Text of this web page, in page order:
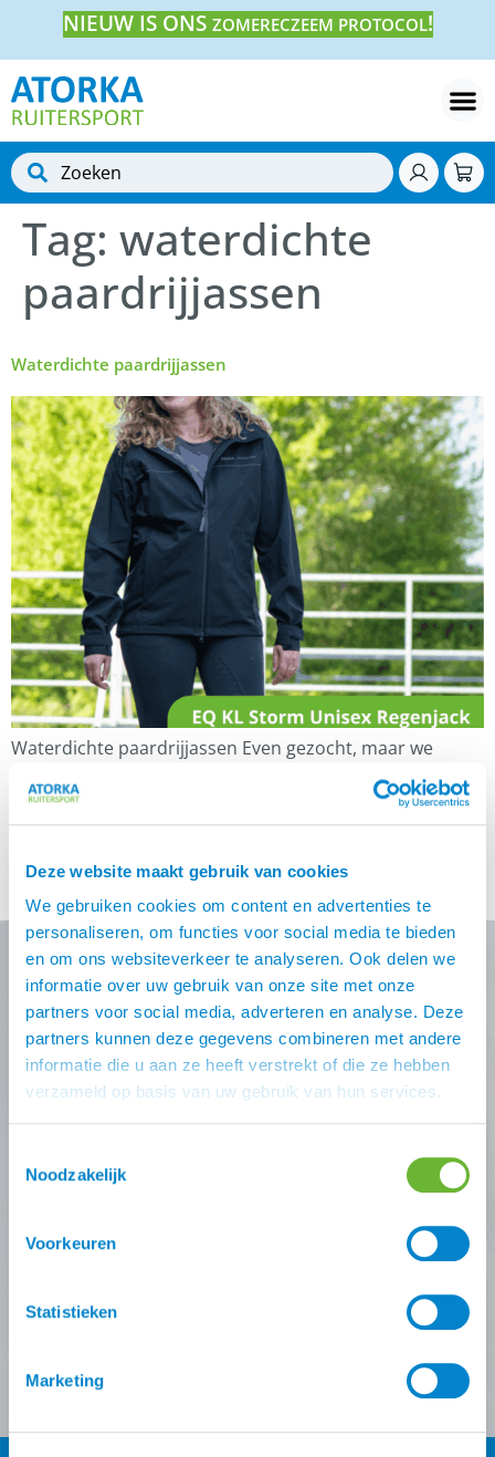
Deze website maakt gebruik van cookies
We gebruiken cookies om content en advertenties te
personaliseren, om functies voor social media te bieden
en om ons websiteverkeer te analyseren. Ook delen we
informatie over uw gebruik van onze site met onze
partners voor social media, adverteren en analyse. Deze
partners kunnen deze gegevens combineren met andere
informatie die u aan ze heeft verstrekt of die ze hebben
verzameld op basis van uw gebruik van hun services.
Noodzakelijk
Voorkeuren
Statistieken
Marketing
NIEUW IS ONS ZOMERECZEEM PROTOCOL!
Tag: waterdichte
paardrijjassen
Waterdichte paardrijjassen
Waterdichte paardrijjassen Even gezocht, maar we
hebben ze gevonden! Waterdichte paardrijjassen voor
zowel dames als heren. Want niemand wil kletsnat
worden tijdens een heerlijke buitenrit. Korte jassen zijn
perfect om in te paardrijden. Wij waren op zoek naar
écht goede paardrijjassen. Een paar jaar geleden, […]
Nooit meer de beste Atorka
deals missen?
je eerste online bestelling van ons.
Ontvang onze nieuwsbrief
Versturen